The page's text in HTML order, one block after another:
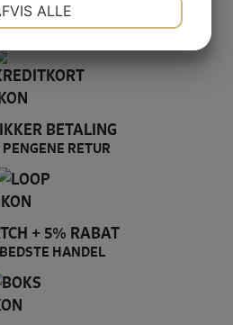
VED 399,-
1-2 HVERDAGE
BETALING
PENGENE RETUR
+ 5% RABAT
HANDEL
STATISTIK
ALLE